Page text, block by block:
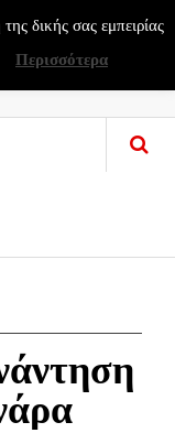
δικής σας εμπειρίας
Περισσότερα